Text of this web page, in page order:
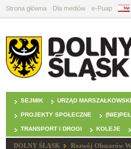
Strona główna Dla mediów e-Puap BIP
SEJMIK URZĄD MARSZAŁKOWSKI
PROJEKTY SPOŁECZNE
TRANSPORT I DROGI KOLEJE
DOLNY ŚLĄSK Rozwój Obszarów